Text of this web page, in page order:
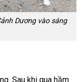
Dương vào sáng
Sau khi qua hầm